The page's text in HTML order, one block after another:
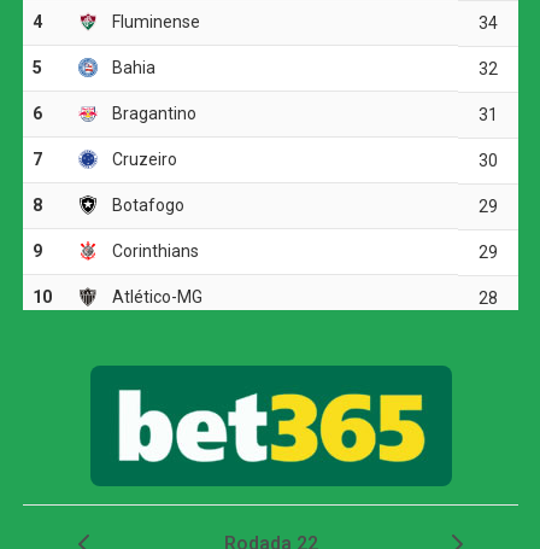
mantendo o placar zerado.
Na segunda etapa, o time da casa manteve a pressão
acertou a trave com um finalização perigosa. Aos 12
minutos, Arthur Cabral voltou a ameaçar em jogada de
cabeça, mas Arcanjo mais uma vez foi bem, indo ao chão
para realizar a defesa e confirmar sua atuação de
destaque na partida.
Apesar do domínio botafoguense, o Vitória conteve os
ser considerado justo.
Botafogo 0 x 0 Vitória